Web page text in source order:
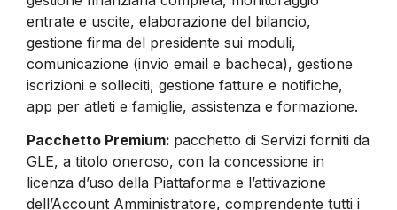
entrate e uscite, elaborazione del bilancio,
gestione firma del presidente sui moduli,
comunicazione (invio email e bacheca), gestione
iscrizioni e solleciti, gestione fatture e notifiche,
app per atleti e famiglie, assistenza e formazione.
Pacchetto Premium: pacchetto di Servizi forniti da
GLE, a titolo oneroso, con la concessione in
licenza d’uso della Piattaforma e l’attivazione
dell’Account Amministratore, comprendente tutti i